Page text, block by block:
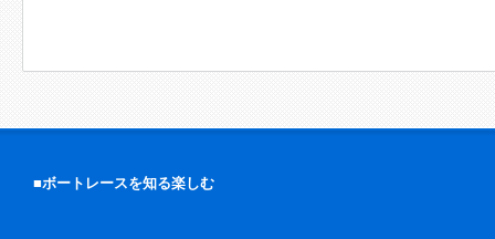
■ボートレースを知る楽しむ